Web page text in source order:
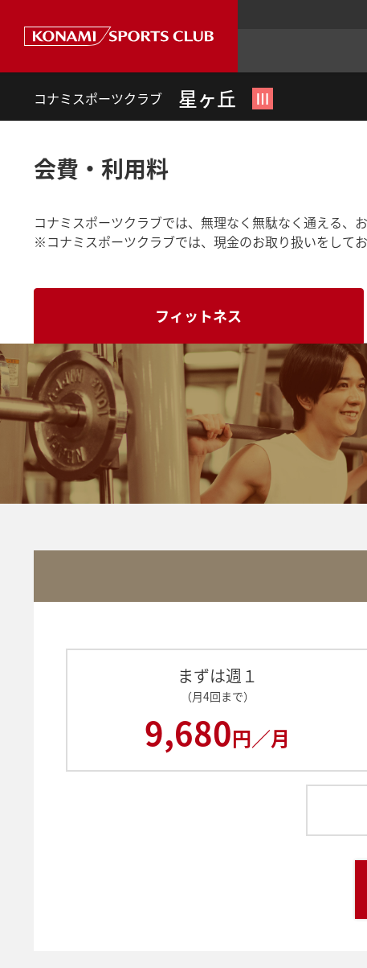
コナミスポーツクラブ 星ヶ丘 Ⅲ
会費・利用料
コナミスポーツクラブでは、無理なく無駄なく通える、
※コナミスポーツクラブでは、現金のお取り扱いをして
フィットネス
まずは週１
（月4回まで）
9,680円／月